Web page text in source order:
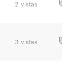
2 vistas
3 vistas